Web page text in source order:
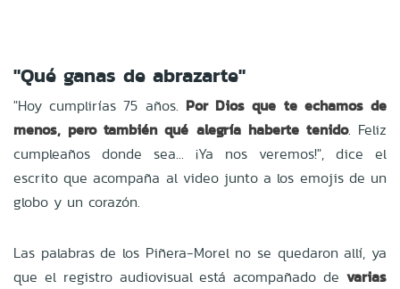
"Qué ganas de abrazarte"
"Hoy cumplirías 75 años. Por Dios que te echamos de
menos, pero también qué alegría haberte tenido. Feliz
cumpleaños donde sea... ¡Ya nos veremos!", dice el
escrito que acompaña al video junto a los emojis de un
globo y un corazón.
Las palabras de los Piñera-Morel no se quedaron allí, ya
que el registro audiovisual está acompañado de varias